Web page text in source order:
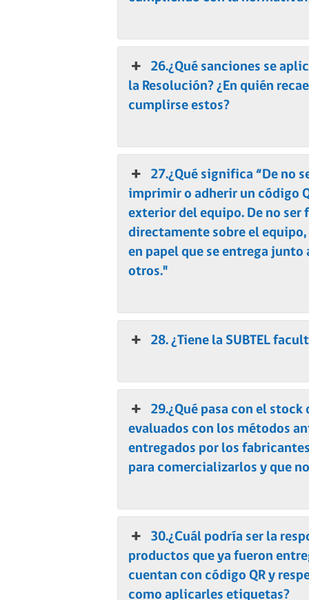
26.¿Qué sanciones se
la Resolución? ¿En quién
cumplirse estos?
27.¿Qué significa “De no
imprimir o adherir un código
exterior del equipo. De no
directamente sobre el
en papel que se entrega
otros."
28. ¿Tiene la SUBTEL
29.¿Qué pasa con el
evaluados con los métodos
entregados por los
para comercializarlos y que
30.¿Cuál podría ser la
productos que ya fueron
cuentan con código QR y
como aplicarles etiquetas?